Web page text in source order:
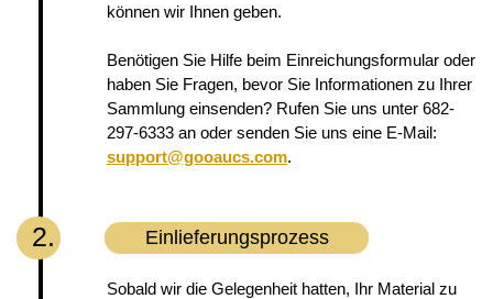
können wir Ihnen geben.
Benötigen Sie Hilfe beim Einreichungsformular oder
haben Sie Fragen, bevor Sie Informationen zu Ihrer
Sammlung einsenden? Rufen Sie uns unter 682-
297-6333 an oder senden Sie uns eine E-Mail:
support@gooaucs.com.
2. Einlieferungsprozess
Sobald wir die Gelegenheit hatten, Ihr Material zu